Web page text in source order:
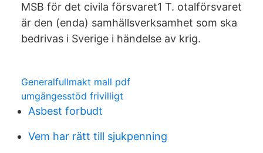
MSB för det civila försvaret1 T. otalförsvaret
är den (enda) samhällsverksamhet som ska
bedrivas i Sverige i händelse av krig.
Generalfullmakt mall pdf
umgängesstöd frivilligt
Asbest forbudt
Vem har rätt till sjukpenning